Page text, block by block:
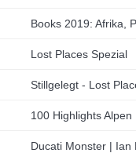
Books 2019: Afrika,
Lost Places Spezial
Stillgelegt - Lost
100 Highlights Alpen
Ducati Monster | Ian